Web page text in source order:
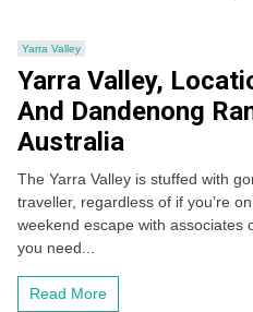
Yarra Valley
Yarra Valley,
And Dandenong
Australia
The Yarra Valley is stuffed with
traveller, regardless of if you’re
weekend escape with associates
you need...
Read More